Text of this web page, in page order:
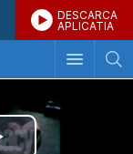
DESCARCA
APLICATIA